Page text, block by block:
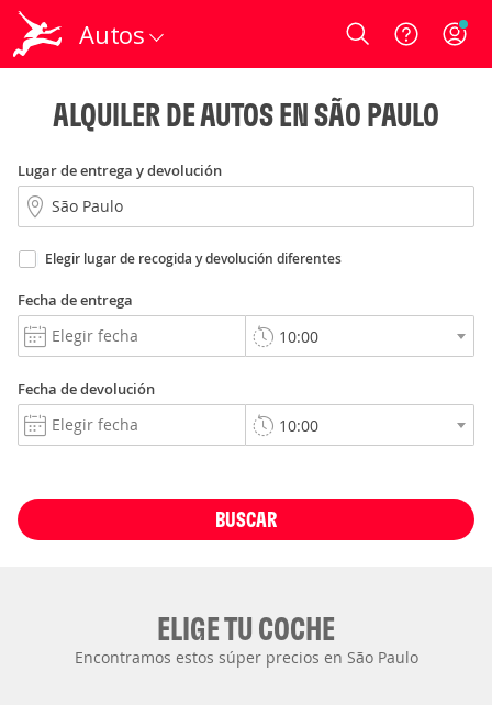
Autos Login
ALQUILER DE AUTOS EN SÃO PAULO
Lugar de entrega y devolución
Elegir lugar de recogida y devolución diferentes
Fecha de entrega
Fecha de devolución
BUSCAR
ELIGE TU COCHE
Encontramos estos súper precios en São Paulo